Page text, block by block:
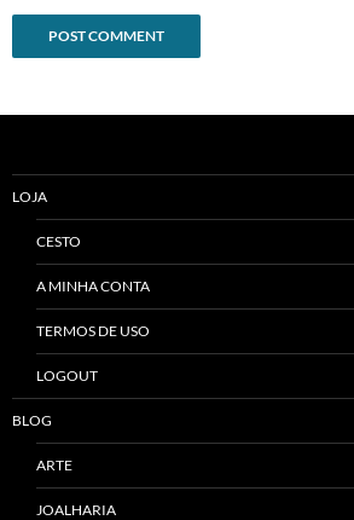
LOJA
CESTO
A MINHA CONTA
TERMOS DE USO
LOGOUT
BLOG
ARTE
JOALHARIA